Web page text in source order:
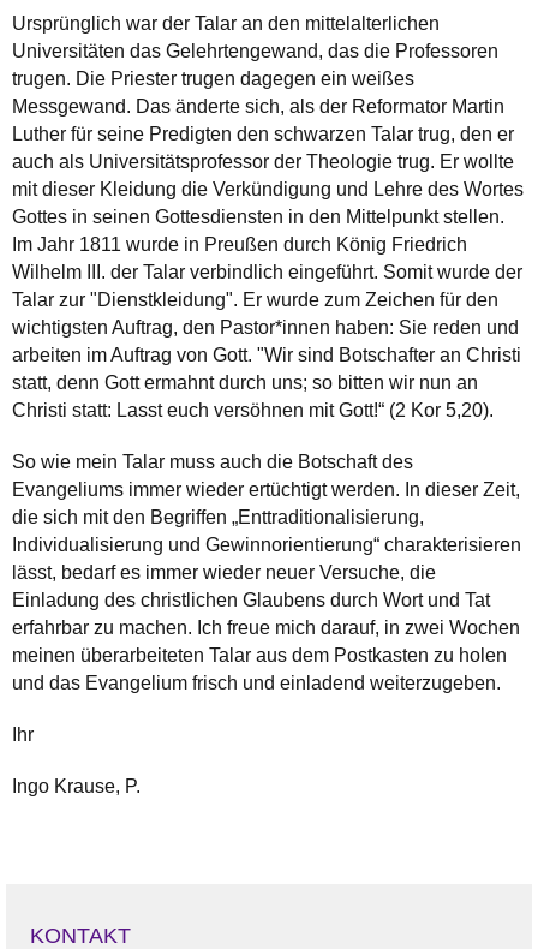
Ursprünglich war der Talar an den mittelalterlichen
Universitäten das Gelehrtengewand, das die Professoren
trugen. Die Priester trugen dagegen ein weißes
Messgewand. Das änderte sich, als der Reformator Martin
Luther für seine Predigten den schwarzen Talar trug, den er
auch als Universitätsprofessor der Theologie trug. Er wollte
mit dieser Kleidung die Verkündigung und Lehre des Wortes
Gottes in seinen Gottesdiensten in den Mittelpunkt stellen.
Im Jahr 1811 wurde in Preußen durch König Friedrich
Wilhelm III. der Talar verbindlich eingeführt. Somit wurde der
Talar zur "Dienstkleidung". Er wurde zum Zeichen für den
wichtigsten Auftrag, den Pastor*innen haben: Sie reden und
arbeiten im Auftrag von Gott. "Wir sind Botschafter an Christi
statt, denn Gott ermahnt durch uns; so bitten wir nun an
Christi statt: Lasst euch versöhnen mit Gott!“ (2 Kor 5,20).
So wie mein Talar muss auch die Botschaft des
Evangeliums immer wieder ertüchtigt werden. In dieser Zeit,
die sich mit den Begriffen „Enttraditionalisierung,
Individualisierung und Gewinnorientierung“ charakterisieren
lässt, bedarf es immer wieder neuer Versuche, die
Einladung des christlichen Glaubens durch Wort und Tat
erfahrbar zu machen. Ich freue mich darauf, in zwei Wochen
meinen überarbeiteten Talar aus dem Postkasten zu holen
und das Evangelium frisch und einladend weiterzugeben.
Ihr
Ingo Krause, P.
KONTAKT